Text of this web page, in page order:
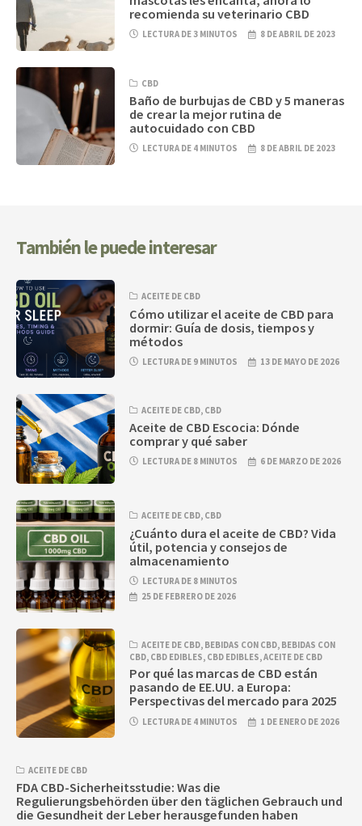
recomienda su veterinario CBD
LECTURA DE 3 MINUTOS 8 DE ABRIL DE 2023
CBD
Baño de burbujas de CBD y 5 maneras
de crear la mejor rutina de
autocuidado con CBD
LECTURA DE 4 MINUTOS 8 DE ABRIL DE 2023
También le puede interesar
ACEITE DE CBD
Cómo utilizar el aceite de CBD para
dormir: Guía de dosis, tiempos y
métodos
LECTURA DE 9 MINUTOS 13 DE MAYO DE 2026
ACEITE DE CBD, CBD
Aceite de CBD Escocia: Dónde
comprar y qué saber
LECTURA DE 8 MINUTOS 6 DE MARZO DE 2026
ACEITE DE CBD, CBD
¿Cuánto dura el aceite de CBD? Vida
útil, potencia y consejos de
almacenamiento
LECTURA DE 8 MINUTOS
25 DE FEBRERO DE 2026
ACEITE DE CBD, BEBIDAS CON CBD, BEBIDAS CON
CBD, CBD EDIBLES, CBD EDIBLES,ACEITE DE CBD
Por qué las marcas de CBD están
pasando de EE.UU. a Europa:
Perspectivas del mercado para 2025
LECTURA DE 4 MINUTOS 1 DE ENERO DE 2026
ACEITE DE CBD
FDA CBD-Sicherheitsstudie: Was die
Regulierungsbehörden über den täglichen Gebrauch und
die Gesundheit der Leber herausgefunden haben